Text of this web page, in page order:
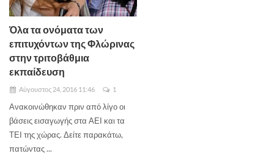
Όλα τα ονόματα των
επιτυχόντων της Φλώρινας
στην τριτοβάθμια
εκπαίδευση
Αύγουστος 24, 2016 11:46 1
Ανακοινώθηκαν πριν από λίγο οι
βάσεις εισαγωγής στα ΑΕΙ και τα
ΤΕΙ της χώρας. Δείτε παρακάτω,
πατώντας ...